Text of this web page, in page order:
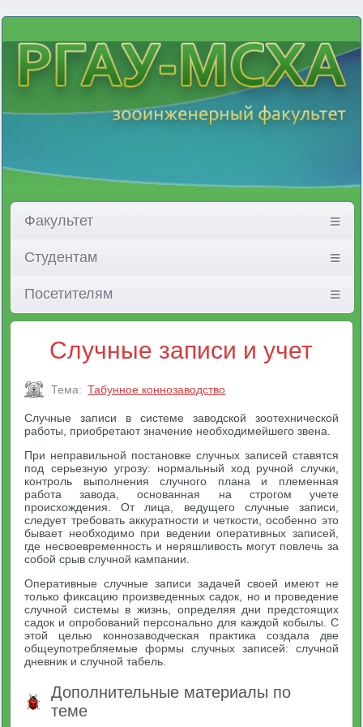
Факультет
Студентам
Посетителям
Случные записи и учет
Тема: Табунное коннозаводство
Случные записи в системе заводской зоотехнической
работы, приобретают значение необходимейшего звена.
При неправильной постановке случных записей ставятся
под серьезную угрозу: нормальный ход ручной случки,
контроль выполнения случного плана и племенная
работа завода, основанная на строгом учете
происхождения. От лица, ведущего случные записи,
следует требовать аккуратности и четкости, особенно это
бывает необходимо при ведении оперативных записей,
где несвоевременность и неряшливость могут повлечь за
собой срыв случной кампании.
Оперативные случные записи задачей своей имеют не
только фиксацию произведенных садок, но и проведение
случной системы в жизнь, определяя дни предстоящих
садок и опробований персонально для каждой кобылы. С
этой целью коннозаводческая практика создала две
общеупотребляемые формы случных записей: случной
дневник и случной табель.
Дополнительные материалы по
теме